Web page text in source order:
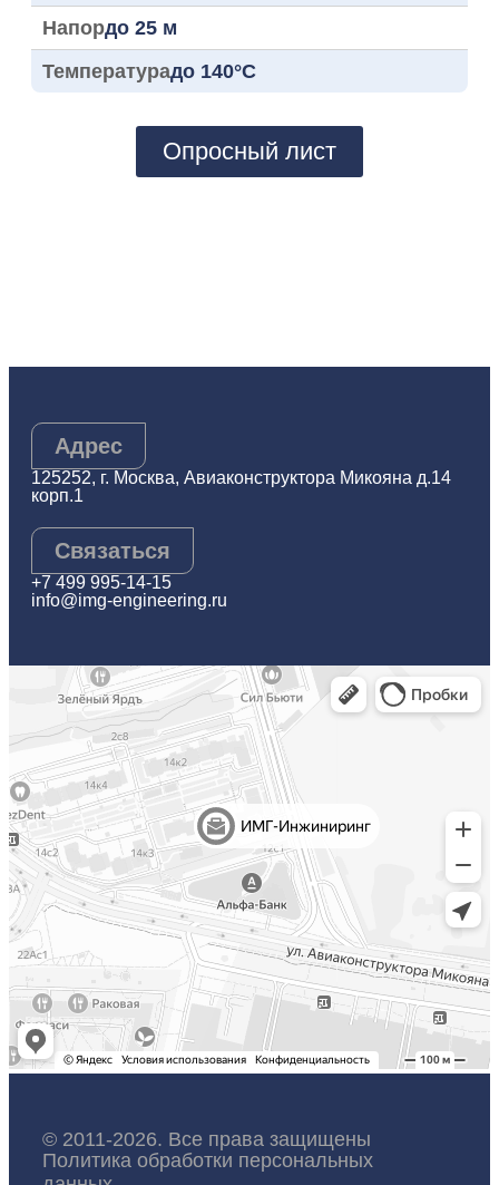
Напордо 25 м
Температурадо 140°C
Опросный лист
Адрес
125252, г. Москва, Авиаконструктора Микояна д.14
корп.1
Связаться
+7 499 995-14-15
info@img-engineering.ru
© 2011-2026. Все права защищены
Политика обработки персональных